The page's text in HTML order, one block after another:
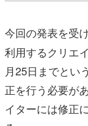
今回の発表を受け
利用するクリエ
月25日までとい
正を行う必要が
イターには修正